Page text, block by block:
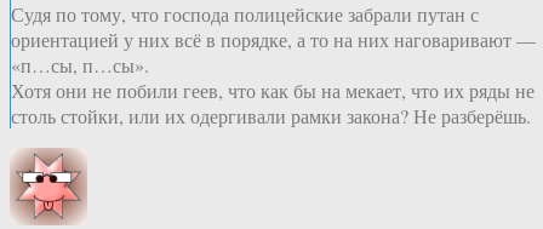
Судя по тому, что господа полицейские забрали путан с
ориентацией у них всё в порядке, а то на них наговаривают —
«п…сы, п…сы».
Хотя они не побили геев, что как бы на мекает, что их ряды не
столь стойки, или их одергивали рамки закона? Не разберёшь.